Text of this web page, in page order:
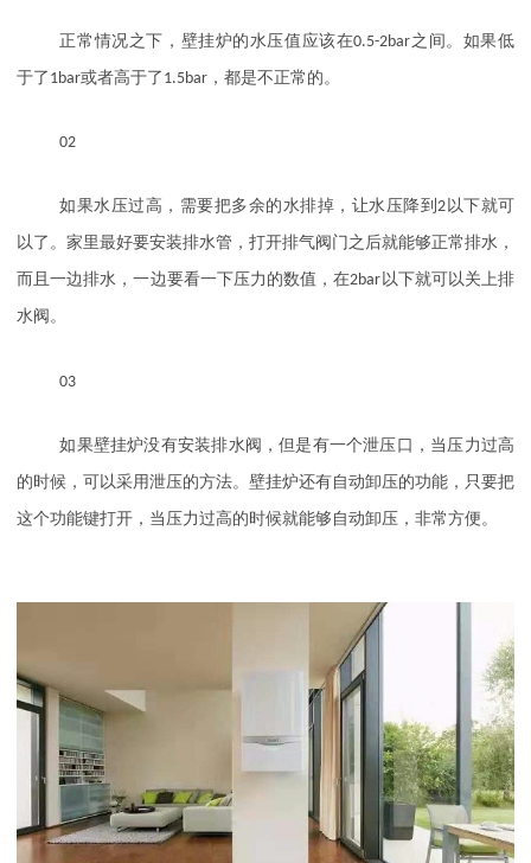
正常情况之下，壁挂炉的水压值应该在0.5-2bar之间。如果低
于了 1bar或者高于了 1.5bar ，都是不正常的。
02
如果水压过高，需要把多余的水排掉，让水压降到2以下就可
以了。家里最好要安装排水管，打开排气阀门之后就能够正常排水，
而且一边排水，一边要看一下压力的数值，在2bar以下就可以关上排
水阀。
03
如果壁挂炉没有安装排水阀，但是有一个泄压口，当压力过高
的时候，可以采用泄压的方法。壁挂炉还有自动卸压的功能，只要把
这个功能键打开，当压力过高的时候就能够自动卸压，非常方便。